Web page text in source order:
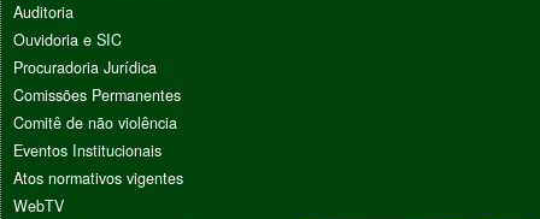
Auditoria
Ouvidoria e SIC
Procuradoria Jurídica
Comissões Permanentes
Comitê de não violência
Eventos Institucionais
Atos normativos vigentes
WebTV